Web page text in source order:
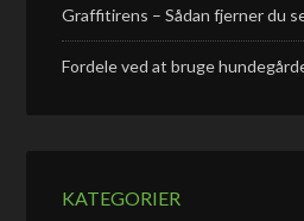
Graffitirens – Sådan fjerner du
Fordele ved at bruge
KATEGORIER